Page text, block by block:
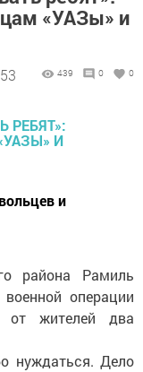
«УАЗы» и
439 0 0
и
района Рамиль
операции
от жителей два
нуждаться. Дело